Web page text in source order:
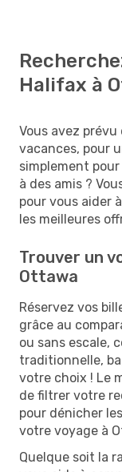
Halifax à
Vous avez
vacances, pour
simplement
à des amis ?
pour vous aider
les meilleures
Trouver un
Ottawa
Réservez vos
grâce au
ou sans escale,
traditionnelle,
votre choix ! Le
de filtrer votre
pour dénicher
votre voyage à
Quelque soit la